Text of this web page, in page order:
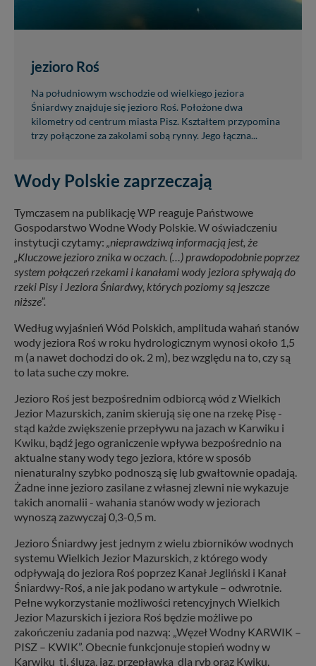
jezioro Roś
Na południowym wschodzie od wielkiego jeziora
Śniardwy znajduje się jezioro Roś. Położone dwa
kilometry od centrum miasta Pisz. Kształtem przypomina
trzy połączone za zakolami sobą rynny. Jego łączna...
Wody Polskie zaprzeczają
Tymczasem na publikację WP reaguje Państwowe
Gospodarstwo Wodne Wody Polskie. W oświadczeniu
instytucji czytamy: „nieprawdziwą informacją jest, że
„Kluczowe jezioro znika w oczach. (…) prawdopodobnie poprzez
system połączeń rzekami i kanałami wody jeziora spływają do
rzeki Pisy i Jeziora Śniardwy, których poziomy są jeszcze
niższe”.
Według wyjaśnień Wód Polskich, amplituda wahań stanów
wody jeziora Roś w roku hydrologicznym wynosi około 1,5
m (a nawet dochodzi do ok. 2 m), bez względu na to, czy są
to lata suche czy mokre.
Jezioro Roś jest bezpośrednim odbiorcą wód z Wielkich
Jezior Mazurskich, zanim skierują się one na rzekę Pisę -
stąd każde zwiększenie przepływu na jazach w Karwiku i
Kwiku, bądź jego ograniczenie wpływa bezpośrednio na
aktualne stany wody tego jeziora, które w sposób
nienaturalny szybko podnoszą się lub gwałtownie opadają.
Żadne inne jezioro zasilane z własnej zlewni nie wykazuje
takich anomalii - wahania stanów wody w jeziorach
wynoszą zazwyczaj 0,3-0,5 m.
Jezioro Śniardwy jest jednym z wielu zbiorników wodnych
systemu Wielkich Jezior Mazurskich, z którego wody
odpływają do jeziora Roś poprzez Kanał Jegliński i Kanał
Śniardwy-Roś, a nie jak podano w artykule – odwrotnie.
Pełne wykorzystanie możliwości retencyjnych Wielkich
Jezior Mazurskich i jeziora Roś będzie możliwe po
zakończeniu zadania pod nazwą: „Węzeł Wodny KARWIK –
PISZ – KWIK”. Obecnie funkcjonuje stopień wodny w
Karwiku tj. śluza, jaz, przepławka dla ryb oraz Kwiku.